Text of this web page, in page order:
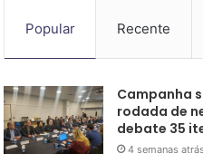
Popular Recente
Campanha
rodada de
debate 35
4 semanas atrás